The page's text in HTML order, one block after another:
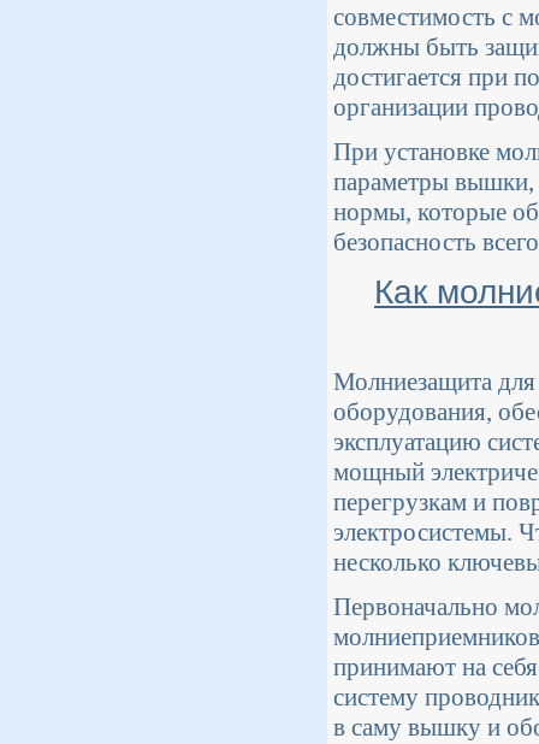
совместимость с
должны быть
достигается при
организации
При установке
параметры вышки,
нормы, которые
безопасность
Как
Молниезащита
оборудования,
эксплуатацию
мощный
перегрузкам и
электросистемы.
несколько
Первоначально
принимают на
систему
в саму вышку и